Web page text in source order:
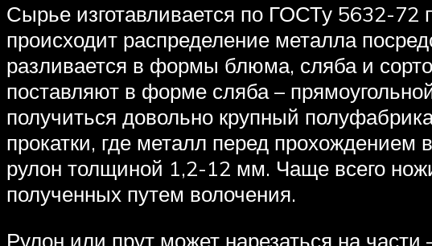
Сырье изготавливается по ГОСТу 5632-72
происходит распределение металла
разливается в формы блюма, сляба и
поставляют в форме сляба –
получиться довольно крупный
прокатки, где металл перед прохождением
рулон толщиной 1,2-12 мм. Чаще всего ножи
полученных путем волочения.
Рулон или прут может нарезаться на